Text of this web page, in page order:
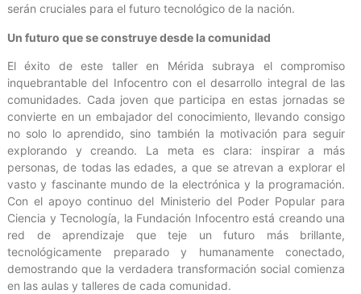
serán cruciales para el futuro tecnológico de la nación.
Un futuro que se construye desde la comunidad
El éxito de este taller en Mérida subraya el compromiso
inquebrantable del Infocentro con el desarrollo integral de las
comunidades. Cada joven que participa en estas jornadas se
convierte en un embajador del conocimiento, llevando consigo
no solo lo aprendido, sino también la motivación para seguir
explorando y creando. La meta es clara: inspirar a más
personas, de todas las edades, a que se atrevan a explorar el
vasto y fascinante mundo de la electrónica y la programación.
Con el apoyo continuo del Ministerio del Poder Popular para
Ciencia y Tecnología, la Fundación Infocentro está creando una
red de aprendizaje que teje un futuro más brillante,
tecnológicamente preparado y humanamente conectado,
demostrando que la verdadera transformación social comienza
en las aulas y talleres de cada comunidad.